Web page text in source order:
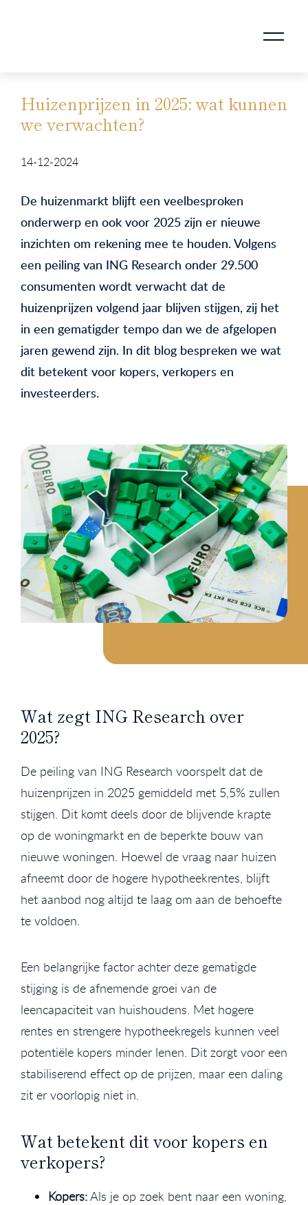
Huizenprijzen in 2025: wat kunnen
we verwachten?
14-12-2024
De huizenmarkt blijft een veelbesproken
onderwerp en ook voor 2025 zijn er nieuwe
inzichten om rekening mee te houden. Volgens
een peiling van ING Research onder 29.500
consumenten wordt verwacht dat de
huizenprijzen volgend jaar blijven stijgen, zij het
in een gematigder tempo dan we de afgelopen
jaren gewend zijn. In dit blog bespreken we wat
dit betekent voor kopers, verkopers en
investeerders.
Wat zegt ING Research over
2025?
De peiling van ING Research voorspelt dat de
huizenprijzen in 2025 gemiddeld met 5,5% zullen
stijgen. Dit komt deels door de blijvende krapte
op de woningmarkt en de beperkte bouw van
nieuwe woningen. Hoewel de vraag naar huizen
afneemt door de hogere hypotheekrentes, blijft
het aanbod nog altijd te laag om aan de behoefte
te voldoen.
Een belangrijke factor achter deze gematigde
stijging is de afnemende groei van de
leencapaciteit van huishoudens. Met hogere
rentes en strengere hypotheekregels kunnen veel
potentiële kopers minder lenen. Dit zorgt voor een
stabiliserend effect op de prijzen, maar een daling
zit er voorlopig niet in.
Wat betekent dit voor kopers en
verkopers?
Kopers:Als je op zoek bent naar een woning,